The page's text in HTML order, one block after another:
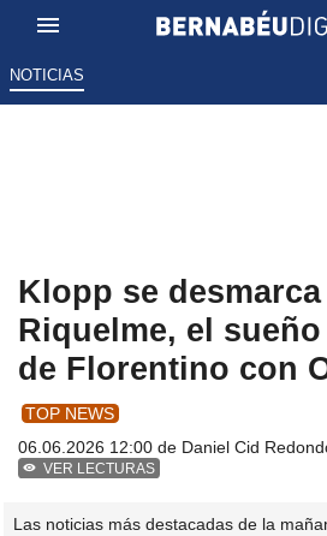
NOTICIAS
Klopp se desmarca
Riquelme, el
de Florentino con
TOP NEWS
06.06.2026 12:00 de Daniel Cid
VER LECTURAS
Las noticias más destacadas de la